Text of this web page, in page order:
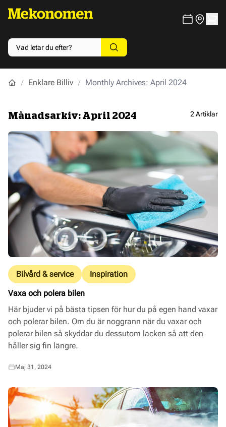
Enklare Billiv Monthly Archives: April 2024
Månadsarkiv: April 2024 2 Artiklar
Bilvård & service
Inspiration
Vaxa och polera bilen
Här bjuder vi på bästa tipsen för hur du på egen hand vaxar
och polerar bilen. Om du är noggrann när du vaxar och
polerar bilen så skyddar du dessutom lacken så att den
håller sig fin längre.
Maj 31, 2024